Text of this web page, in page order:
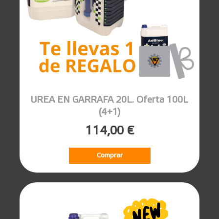
UREA EN GARRAFA 20L. Oferta 100L
(4+1)
114,00 €
Comprar